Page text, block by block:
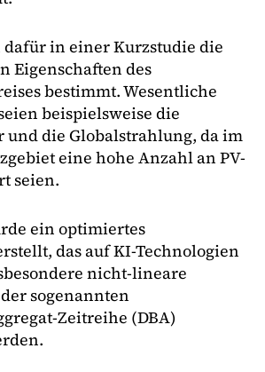
in einer Kurzstudie die
Eigenschaften des
bestimmt. Wesentliche
beispielsweise die
und die Globalstrahlung, da im
eine hohe Anzahl an PV-
seien.
ein optimiertes
das auf KI-Technologien
nicht-lineare
sogenannten
Zeitreihe (DBA)